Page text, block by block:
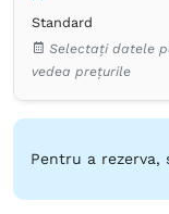
Minibar
Pardoseală de
TV cu ecran plat
Standard
Selectați datele
vedea prețurile
Pentru a rezerva,